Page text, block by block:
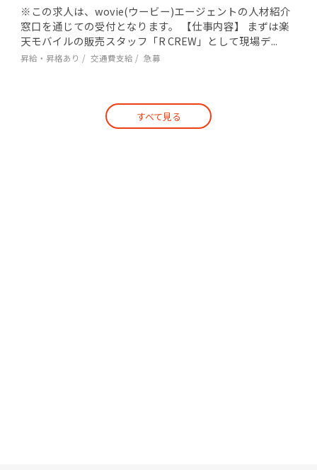
※この求人は、wovie(ウービー)エージェントの人材紹介
窓口を通じての受付となります。 【仕事内容】 まずは楽
天モバイルの販売スタッフ「R CREW」として現場デ...
昇給・昇格あり 交通費支給 急募
すべて見る